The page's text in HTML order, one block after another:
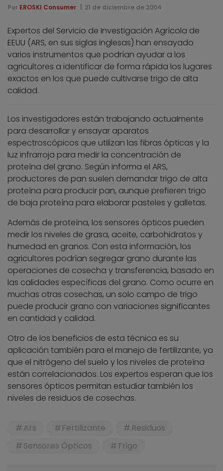
Por EROSKI Consumer 21 de diciembre de 2004
Expertos del Servicio de Investigación Agrícola de
EEUU (ARS, en sus siglas inglesas) han ensayado
varios instrumentos que podrían ayudar a los
agricultores a identificar de forma rápida los lugares
exactos en los que puede cultivarse trigo de alta
calidad.
Los investigadores están trabajando actualmente
para desarrollar y ensayar aparatos
espectroscópicos que utilizan las fibras ópticas y la
luz infrarroja para medir la concentración de
proteína del grano. Según informa el ARS,
productores de pan suelen demandar trigo de alta
proteína para producir pan, aunque prefieren trigo
de baja proteína para elaborar pasteles y galletas.
Además de proteína, los sensores ópticos pueden
medir los niveles de grasa, aceite, carbohidratos y
humedad en granos. Con esta información, los
agricultores podrían segregar grano durante las
operaciones de cosecha y transferencia, basado en
las calidades específicas del grano. Como ocurre en
muchas otras cosechas, un solo campo de trigo
puede producir grano con variaciones significantes
en cantidad y calidad.
Otro de los beneficios de esta técnica es su
aplicación también para el manejo de fertilizante, ya
que el nitrógeno del suelo y los niveles de proteína
están correlacionados. Los expertos esperan que los
sensores ópticos permitan estudiar también los
niveles de residuos de cosechas.
Ars Fertilizante
Residuos
Sensores Ópticos
Trigo